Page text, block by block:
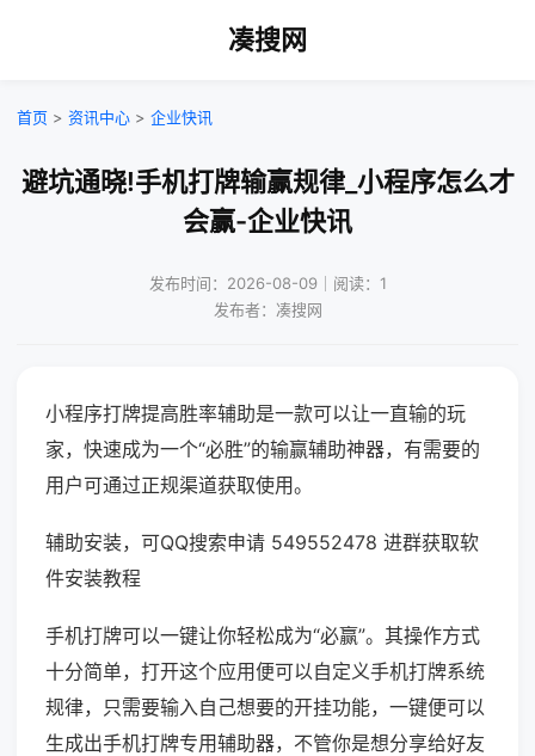
凑搜网
首页 > 资讯中心 > 企业快讯
避坑通晓!手机打牌输赢规律_小程序怎么才
会赢-企业快讯
发布时间：2026-08-09｜阅读：1
发布者：凑搜网
小程序打牌提高胜率辅助是一款可以让一直输的玩
家，快速成为一个“必胜”的输赢辅助神器，有需要的
用户可通过正规渠道获取使用。
辅助安装，可QQ搜索申请 549552478 进群获取软
件安装教程
手机打牌可以一键让你轻松成为“必赢”。其操作方式
十分简单，打开这个应用便可以自定义手机打牌系统
规律，只需要输入自己想要的开挂功能，一键便可以
生成出手机打牌专用辅助器，不管你是想分享给好友